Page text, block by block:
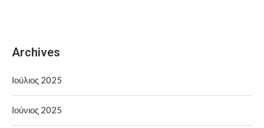
Archives
Ιούλιος 2025
Ιούνιος 2025